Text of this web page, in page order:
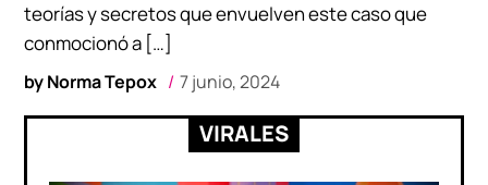
byNorma Tepox 7 junio, 2024
teorías y secretos que envuelven este caso que
conmocionó a […]
VIRALES